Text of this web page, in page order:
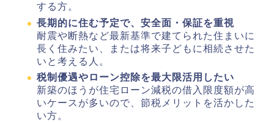
する方。
長期的に住む予定で、安全面・保証を重視
耐震や断熱など最新基準で建てられた住まいに
長く住みたい、または将来子どもに相続させた
いと考える人。
税制優遇やローン控除を最大限活用したい
新築のほうが住宅ローン減税の借入限度額が高
いケースが多いので、節税メリットを活かした
い方。